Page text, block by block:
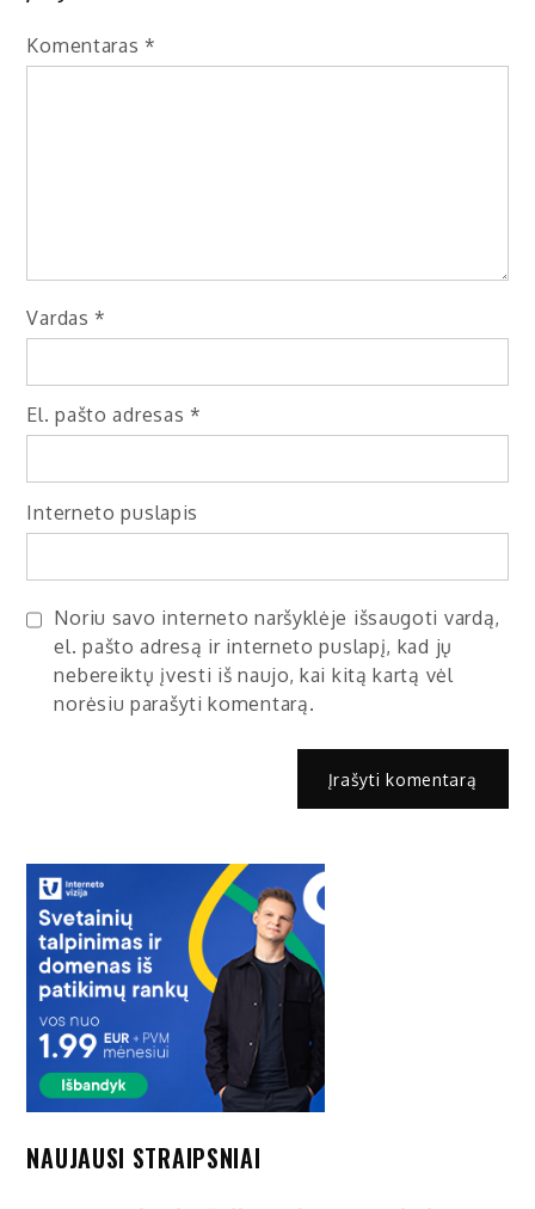
Komentaras *
Vardas *
El. pašto adresas *
Interneto puslapis
Noriu savo interneto naršyklėje išsaugoti vardą,
el. pašto adresą ir interneto puslapį, kad jų
nebereiktų įvesti iš naujo, kai kitą kartą vėl
norėsiu parašyti komentarą.
NAUJAUSI STRAIPSNIAI